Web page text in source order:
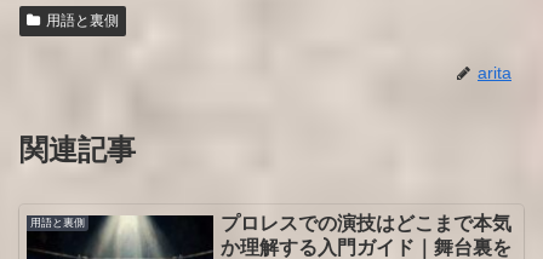
用語と裏側
arita
関連記事
用語と裏側
プロレスでの演技はどこまで本気
か理解する入門ガイド｜舞台裏を